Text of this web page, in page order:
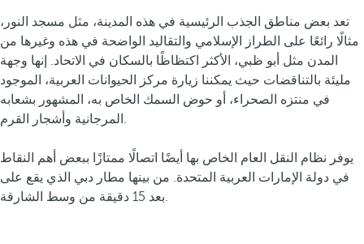
تعد بعض مناطق الجذب الرئيسية في هذه المدينة، مثل مسجد النور،
مثالًا رائعًا على الطراز الإسلامي والتقاليد الواضحة في هذه وغيرها من
المدن مثل أبو ظبي، الأكثر اكتظاظًا بالسكان في الاتحاد. إنها وجهة
مليئة بالتناقضات حيث يمكننا زيارة مركز الحيوانات العربية، الموجود
في منتزه الصحراء، أو حوض السمك الخاص به، المشهور بشعابه
المرجانية وأشجار القرم.
يوفر نظام النقل العام الخاص بها أيضًا اتصالًا ممتازًا ببعض أهم النقاط
في دولة الإمارات العربية المتحدة. من بينها مطار دبي الذي يقع على
بعد 15 دقيقة من وسط الشارقة.